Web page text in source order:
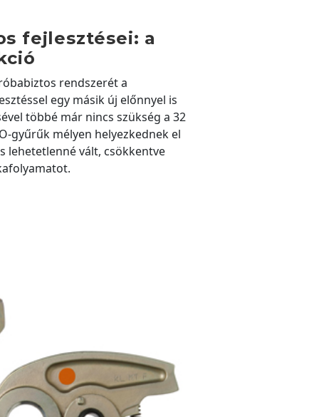
fejlesztései: a
rendszerét a
egy másik új előnnyel is
többé már nincs szükség a 32
gyűrűk mélyen helyezkednek el
lehetetlenné vált, csökkentve